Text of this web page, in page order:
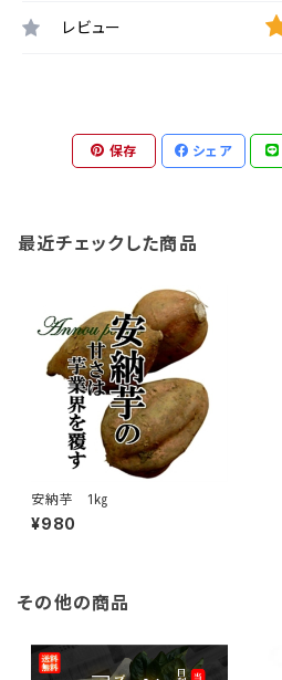
レビュー
保存 シェア
最近チェックした商品
安納芋 1㎏
¥980
その他の商品